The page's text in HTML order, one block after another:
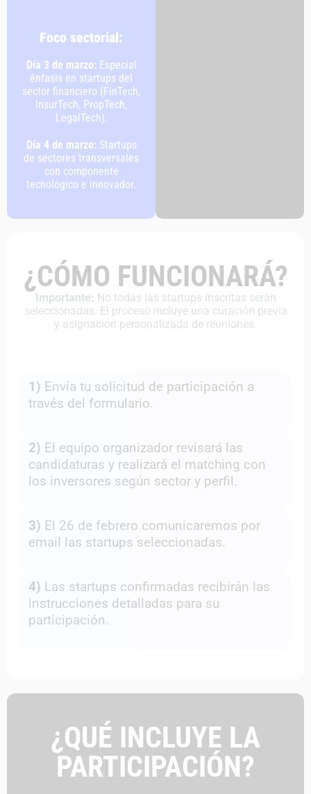
Foco sectorial:
Día 3 de marzo: Especial
énfasis en startups del
sector financiero (FinTech,
InsurTech, PropTech,
LegalTech).
Día 4 de marzo: Startups
de sectores transversales
con componente
tecnológico e innovador.
¿CÓMO FUNCIONARÁ?
Importante: No todas las startups inscritas serán
seleccionadas. El proceso incluye una curación previa
y asignación personalizada de reuniones.
1) Envía tu solicitud de participación a
través del formulario.
2) El equipo organizador revisará las
candidaturas y realizará el matching con
los inversores según sector y perfil.
3) El 26 de febrero comunicaremos por
email las startups seleccionadas.
4) Las startups confirmadas recibirán las
instrucciones detalladas para su
participación.
¿QUÉ INCLUYE LA
PARTICIPACIÓN?